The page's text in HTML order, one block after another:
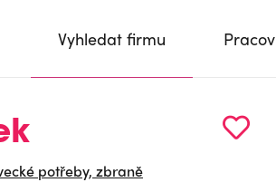
Vyhledat firmu
potřeby, zbraně